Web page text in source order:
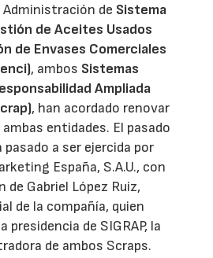
Administración de Sistema
de Aceites Usados
de Envases Comerciales
, ambos Sistemas
Ampliada
, han acordado renovar
entidades. El pasado
a ser ejercida por
España, S.A.U., con
de Gabriel López Ruiz,
de la compañía, quien
presidencia de SIGRAP, la
de ambos Scraps.